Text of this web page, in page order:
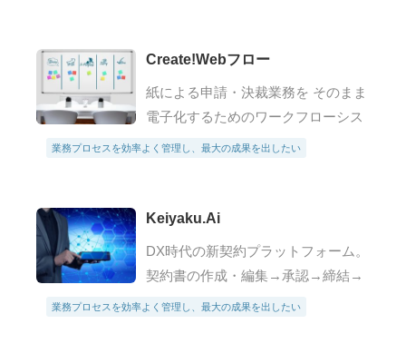
るな Bot が 500 種…
Create!Webフロー
紙による申請・決裁業務を そのまま
電子化するためのワークフローシス
テムです。申請する人も、決裁する
行できる電子決裁ソリューションを
業務プロセスを効率よく管理し、最大の成果を出したい
Keiyaku.Ai
DX時代の新契約プラットフォーム。
契約書の作成・編集→承認→締結→
管理・運用をワンストップで行える
業務プロセスを効率よく管理し、最大の成果を出したい